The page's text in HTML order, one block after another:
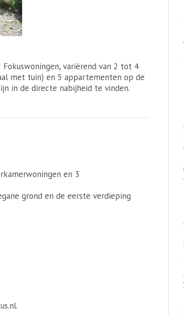
variërend van 2 tot 4
met tuin) en 5 appartementen op de
in de directe nabijheid te vinden.
en 3
grond en de eerste verdieping